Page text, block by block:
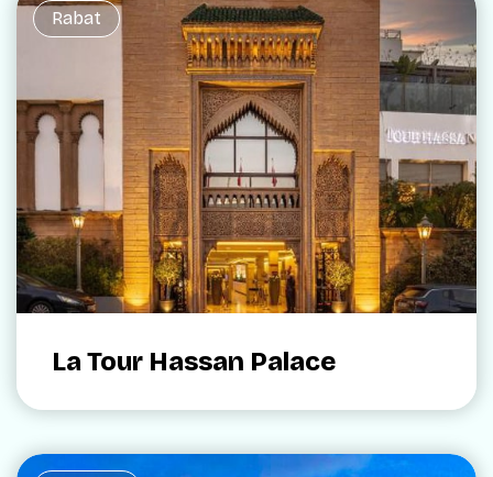
Rabat
La Tour Hassan Palace